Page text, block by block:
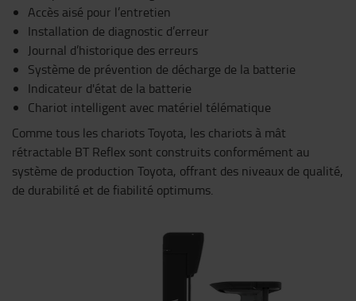
Accès aisé pour l’entretien
Installation de diagnostic d’erreur
Journal d’historique des erreurs
Système de prévention de décharge de la batterie
Indicateur d'état de la batterie
Chariot intelligent avec matériel télématique
Comme tous les chariots Toyota, les chariots à mât
rétractable BT Reflex sont construits conformément au
système de production Toyota, offrant des niveaux de qualité,
de durabilité et de fiabilité optimums.